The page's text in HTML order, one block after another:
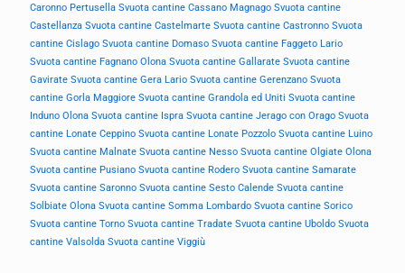
Caronno Pertusella Svuota cantine Cassano Magnago Svuota cantine
Castellanza Svuota cantine Castelmarte Svuota cantine Castronno Svuota
cantine Cislago Svuota cantine Domaso Svuota cantine Faggeto Lario
Svuota cantine Fagnano Olona Svuota cantine Gallarate Svuota cantine
Gavirate Svuota cantine Gera Lario Svuota cantine Gerenzano Svuota
cantine Gorla Maggiore Svuota cantine Grandola ed Uniti Svuota cantine
Induno Olona Svuota cantine Ispra Svuota cantine Jerago con Orago Svuota
cantine Lonate Ceppino Svuota cantine Lonate Pozzolo Svuota cantine Luino
Svuota cantine Malnate Svuota cantine Nesso Svuota cantine Olgiate Olona
Svuota cantine Pusiano Svuota cantine Rodero Svuota cantine Samarate
Svuota cantine Saronno Svuota cantine Sesto Calende Svuota cantine
Solbiate Olona Svuota cantine Somma Lombardo Svuota cantine Sorico
Svuota cantine Torno Svuota cantine Tradate Svuota cantine Uboldo Svuota
cantine Valsolda Svuota cantine Viggiù